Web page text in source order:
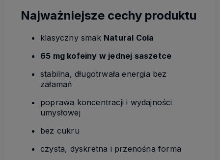
Najważniejsze cechy produktu
klasyczny smak Natural Cola
65 mg kofeiny w jednej saszetce
stabilna, długotrwała energia bez
załamań
poprawa koncentracji i wydajności
umysłowej
bez cukru
czysta, dyskretna i przenośna forma